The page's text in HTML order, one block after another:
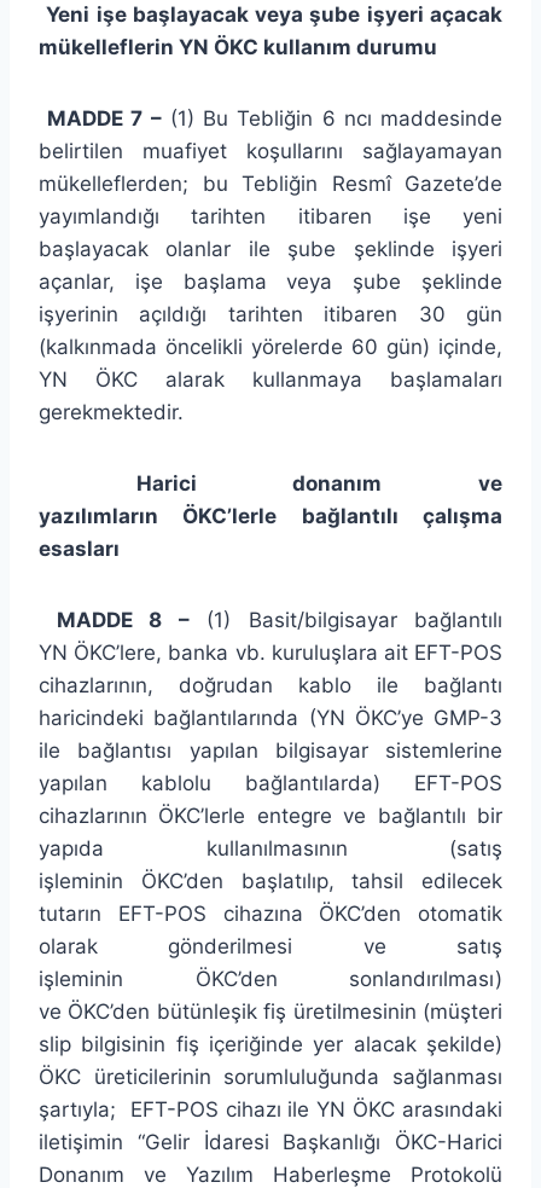
Yeni işe başlayacak veya şube işyeri açacak
mükelleflerin YN ÖKC kullanım durumu
MADDE 7 –(1) Bu Tebliğin 6 ncı maddesinde
belirtilen muafiyet koşullarını sağlayamayan
mükelleflerden; bu Tebliğin Resmî Gazete’de
yayımlandığı tarihten itibaren işe yeni
başlayacak olanlar ile şube şeklinde işyeri
açanlar, işe başlama veya şube şeklinde
işyerinin açıldığı tarihten itibaren 30 gün
(kalkınmada öncelikli yörelerde 60 gün) içinde,
YN ÖKC alarak kullanmaya başlamaları
gerekmektedir.
Harici donanım ve
yazılımların ÖKC’lerle bağlantılı çalışma
esasları
MADDE 8 –(1) Basit/bilgisayar bağlantılı
YN ÖKC’lere, banka vb. kuruluşlara ait EFT-POS
cihazlarının, doğrudan kablo ile bağlantı
haricindeki bağlantılarında (YN ÖKC’ye GMP-3
ile bağlantısı yapılan bilgisayar sistemlerine
yapılan kablolu bağlantılarda) EFT-POS
cihazlarının ÖKC’lerle entegre ve bağlantılı bir
yapıda kullanılmasının (satış
işleminin ÖKC’den başlatılıp, tahsil edilecek
tutarın EFT-POS cihazına ÖKC’den otomatik
olarak gönderilmesi ve satış
işleminin ÖKC’den sonlandırılması)
ve ÖKC’den bütünleşik fiş üretilmesinin (müşteri
slip bilgisinin fiş içeriğinde yer alacak şekilde)
ÖKC üreticilerinin sorumluluğunda sağlanması
şartıyla; EFT-POS cihazı ile YN ÖKC arasındaki
iletişimin “Gelir İdaresi Başkanlığı ÖKC-Harici
Donanım ve Yazılım Haberleşme Protokolü